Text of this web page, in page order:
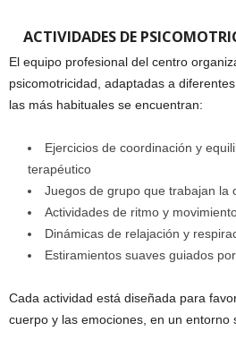
ACTIVIDADES DE
El equipo profesional del centro
psicomotricidad, adaptadas a
las más habituales se encuentran:
Ejercicios de coordinación y
terapéutico
Juegos de grupo que trabajan la
Actividades de ritmo y
Dinámicas de relajación y
Estiramientos suaves guiados
Cada actividad está diseñada para
cuerpo y las emociones, en un entorno